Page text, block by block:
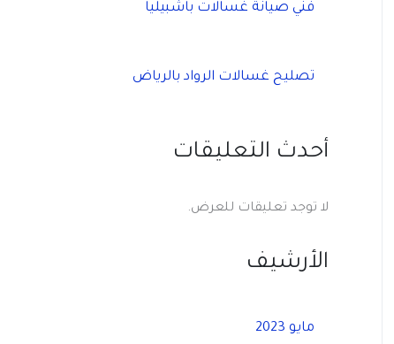
فني صيانة غسالات باشبيليا
تصليح غسالات الرواد بالرياض
أحدث التعليقات
لا توجد تعليقات للعرض.
الأرشيف
مايو 2023